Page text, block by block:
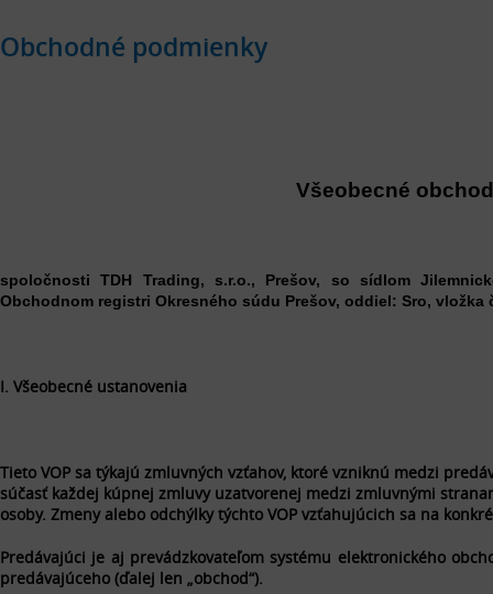
Obchodné podmienky
Všeobecné
spoločnosti TDH Trading, s.r.o., Prešov, so sídlom
Obchodnom registri Okresného súdu Prešov, oddiel: Sro, vložka
I. Všeobecné ustanovenia
Tieto VOP sa týkajú zmluvných vzťahov, ktoré vzniknú medzi
súčasť každej kúpnej zmluvy uzatvorenej medzi zmluvnými
osoby. Zmeny alebo odchýlky týchto VOP vzťahujúcich sa na
Predávajúci je aj prevádzkovateľom systému elektronického
predávajúceho (ďalej len „obchod“).